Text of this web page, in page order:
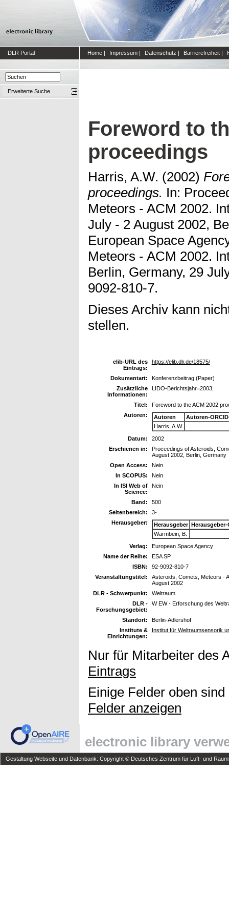
DLR Portal Home | Impressum | Datenschutz | Barrierefreiheit |
Erweiterte Suche
Foreword to
proceedings
Harris, A.W. (2002)
proceedings. In:
Meteors - ACM 2002.
July - 2 August 2002,
European Space
Meteors - ACM 2002.
Berlin, Germany, 29
9092-810-7.
Dieses Archiv kann
stellen.
elib-URL des
Eintrags:
https://elib.dlr.de/18575/
Dokumentart:
Konferenzbeitrag (Paper)
Zusätzliche
Informationen:
LIDO-Berichtsjahr=2003,
Titel:
Foreword to the ACM 2002
Autoren:
Autoren
Autoren-
Harris, A.W.
Datum:
2002
Erschienen in:
Proceedings of Asteroids,
August 2002, Berlin, Germany
Open Access:
Nein
In SCOPUS:
Nein
In ISI Web of
Science:
Nein
Band:
500
Seitenbereich:
3-
Herausgeber:
Herausgeber Herausgeber-
Warmbein, B.
Verlag:
European Space Agency
Name der Reihe:
ESA SP
ISBN:
92-9092-810-7
Veranstaltungstitel:
Asteroids, Comets, Meteors -
August 2002
DLR - Schwerpunkt:
Weltraum
DLR -
Forschungsgebiet:
W EW - Erforschung des
Standort:
Berlin-Adlershof
Institute &
Einrichtungen:
Institut für Weltraumsensorik
Nur für Mitarbeiter des
Eintrags
Einige Felder oben
Felder anzeigen
electronic library
Gestaltung Webseite und Datenbank: Copyright © Deutsches Zentrum für Luft- und